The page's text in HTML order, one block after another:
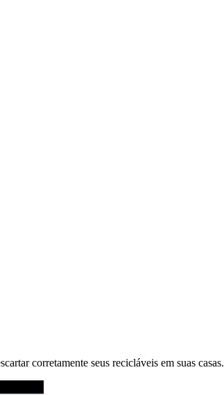
corretamente seus recicláveis em suas casas.